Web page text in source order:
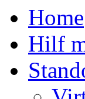
Home
Hilf